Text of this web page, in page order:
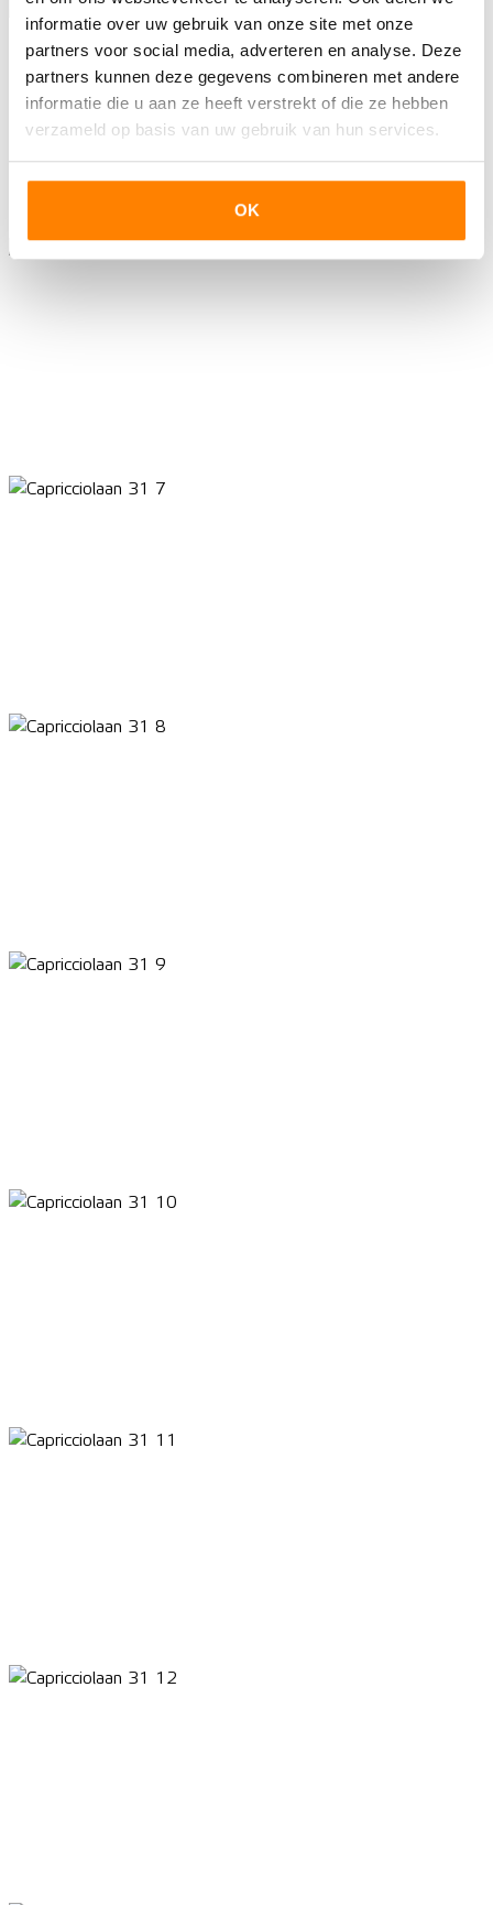
informatie over uw gebruik van onze site met onze
partners voor social media, adverteren en analyse. Deze
partners kunnen deze gegevens combineren met andere
informatie die u aan ze heeft verstrekt of die ze hebben
verzameld op basis van uw gebruik van hun services.
OK